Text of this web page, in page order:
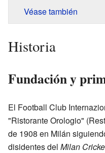
Véase también
Historia
Fundación y
El Football Club
"Ristorante Orologio"
de 1908 en Milán
disidentes del Milan